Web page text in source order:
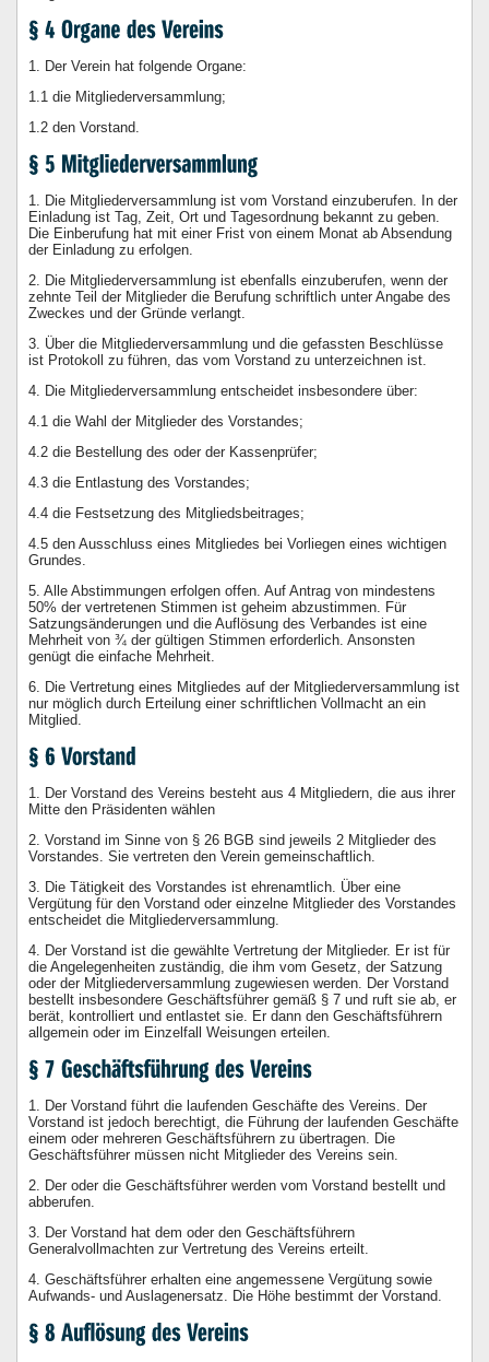
1. Der Verein hat folgende Organe:
1.1 die Mitgliederversammlung;
1.2 den Vorstand.
1. Die Mitgliederversammlung ist vom Vorstand einzuberufen. In der
Einladung ist Tag, Zeit, Ort und Tagesordnung bekannt zu geben.
Die Einberufung hat mit einer Frist von einem Monat ab Absendung
der Einladung zu erfolgen.
2. Die Mitgliederversammlung ist ebenfalls einzuberufen, wenn der
zehnte Teil der Mitglieder die Berufung schriftlich unter Angabe des
Zweckes und der Gründe verlangt.
3. Über die Mitgliederversammlung und die gefassten Beschlüsse
ist Protokoll zu führen, das vom Vorstand zu unterzeichnen ist.
4. Die Mitgliederversammlung entscheidet insbesondere über:
4.1 die Wahl der Mitglieder des Vorstandes;
4.2 die Bestellung des oder der Kassenprüfer;
4.3 die Entlastung des Vorstandes;
4.4 die Festsetzung des Mitgliedsbeitrages;
4.5 den Ausschluss eines Mitgliedes bei Vorliegen eines wichtigen
Grundes.
5. Alle Abstimmungen erfolgen offen. Auf Antrag von mindestens
50% der vertretenen Stimmen ist geheim abzustimmen. Für
Satzungsänderungen und die Auflösung des Verbandes ist eine
Mehrheit von ¾ der gültigen Stimmen erforderlich. Ansonsten
genügt die einfache Mehrheit.
6. Die Vertretung eines Mitgliedes auf der Mitgliederversammlung ist
nur möglich durch Erteilung einer schriftlichen Vollmacht an ein
Mitglied.
1. Der Vorstand des Vereins besteht aus 4 Mitgliedern, die aus ihrer
Mitte den Präsidenten wählen
2. Vorstand im Sinne von § 26 BGB sind jeweils 2 Mitglieder des
Vorstandes. Sie vertreten den Verein gemeinschaftlich.
3. Die Tätigkeit des Vorstandes ist ehrenamtlich. Über eine
Vergütung für den Vorstand oder einzelne Mitglieder des Vorstandes
entscheidet die Mitgliederversammlung.
4. Der Vorstand ist die gewählte Vertretung der Mitglieder. Er ist für
die Angelegenheiten zuständig, die ihm vom Gesetz, der Satzung
oder der Mitgliederversammlung zugewiesen werden. Der Vorstand
bestellt insbesondere Geschäftsführer gemäß § 7 und ruft sie ab, er
berät, kontrolliert und entlastet sie. Er dann den Geschäftsführern
allgemein oder im Einzelfall Weisungen erteilen.
1. Der Vorstand führt die laufenden Geschäfte des Vereins. Der
Vorstand ist jedoch berechtigt, die Führung der laufenden Geschäfte
einem oder mehreren Geschäftsführern zu übertragen. Die
Geschäftsführer müssen nicht Mitglieder des Vereins sein.
2. Der oder die Geschäftsführer werden vom Vorstand bestellt und
abberufen.
3. Der Vorstand hat dem oder den Geschäftsführern
Generalvollmachten zur Vertretung des Vereins erteilt.
4. Geschäftsführer erhalten eine angemessene Vergütung sowie
Aufwands- und Auslagenersatz. Die Höhe bestimmt der Vorstand.